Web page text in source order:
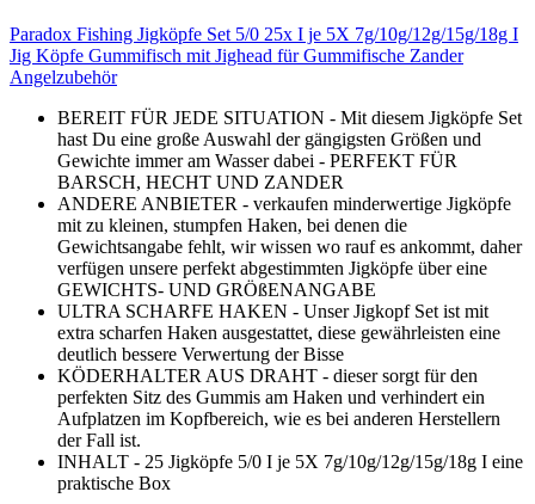
Paradox Fishing Jigköpfe Set 5/0 25x I je 5X 7g/10g/12g/15g/18g I
Jig Köpfe Gummifisch mit Jighead für Gummifische Zander
Angelzubehör
BEREIT FÜR JEDE SITUATION - Mit diesem Jigköpfe Set
hast Du eine große Auswahl der gängigsten Größen und
Gewichte immer am Wasser dabei - PERFEKT FÜR
BARSCH, HECHT UND ZANDER
ANDERE ANBIETER - verkaufen minderwertige Jigköpfe
mit zu kleinen, stumpfen Haken, bei denen die
Gewichtsangabe fehlt, wir wissen wo rauf es ankommt, daher
verfügen unsere perfekt abgestimmten Jigköpfe über eine
GEWICHTS- UND GRÖßENANGABE
ULTRA SCHARFE HAKEN - Unser Jigkopf Set ist mit
extra scharfen Haken ausgestattet, diese gewährleisten eine
deutlich bessere Verwertung der Bisse
KÖDERHALTER AUS DRAHT - dieser sorgt für den
perfekten Sitz des Gummis am Haken und verhindert ein
Aufplatzen im Kopfbereich, wie es bei anderen Herstellern
der Fall ist.
INHALT - 25 Jigköpfe 5/0 I je 5X 7g/10g/12g/15g/18g I eine
praktische Box